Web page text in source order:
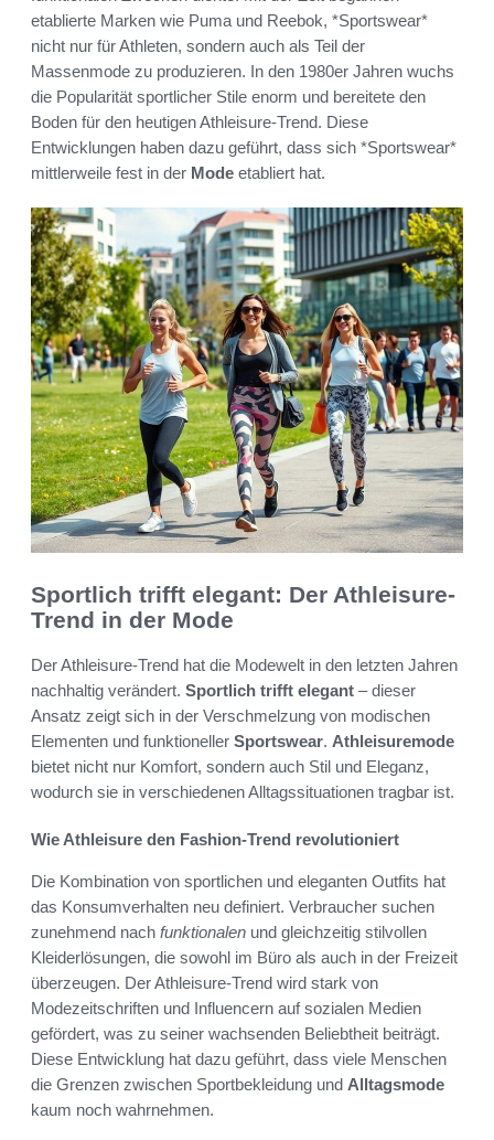
etablierte Marken wie Puma und Reebok, *Sportswear*
nicht nur für Athleten, sondern auch als Teil der
Massenmode zu produzieren. In den 1980er Jahren wuchs
die Popularität sportlicher Stile enorm und bereitete den
Boden für den heutigen Athleisure-Trend. Diese
Entwicklungen haben dazu geführt, dass sich *Sportswear*
mittlerweile fest in der Mode etabliert hat.
Sportlich trifft elegant: Der Athleisure-
Trend in der Mode
Der Athleisure-Trend hat die Modewelt in den letzten Jahren
nachhaltig verändert. Sportlich trifft elegant – dieser
Ansatz zeigt sich in der Verschmelzung von modischen
Elementen und funktioneller Sportswear. Athleisuremode
bietet nicht nur Komfort, sondern auch Stil und Eleganz,
wodurch sie in verschiedenen Alltagssituationen tragbar ist.
Wie Athleisure den Fashion-Trend revolutioniert
Die Kombination von sportlichen und eleganten Outfits hat
das Konsumverhalten neu definiert. Verbraucher suchen
zunehmend nach funktionalen und gleichzeitig stilvollen
Kleiderlösungen, die sowohl im Büro als auch in der Freizeit
überzeugen. Der Athleisure-Trend wird stark von
Modezeitschriften und Influencern auf sozialen Medien
gefördert, was zu seiner wachsenden Beliebtheit beiträgt.
Diese Entwicklung hat dazu geführt, dass viele Menschen
die Grenzen zwischen Sportbekleidung und Alltagsmode
kaum noch wahrnehmen.